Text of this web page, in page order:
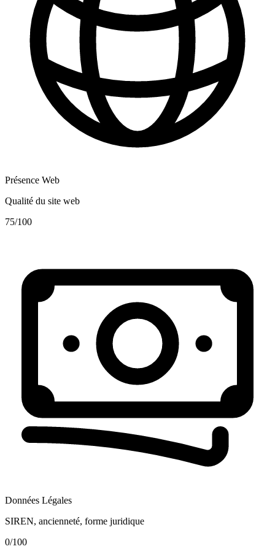
Présence Web
Qualité du site web
75/100
Données Légales
SIREN, ancienneté, forme juridique
0/100